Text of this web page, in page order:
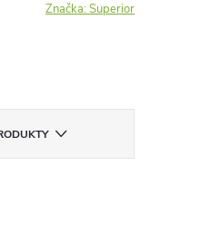
Značka:Superior